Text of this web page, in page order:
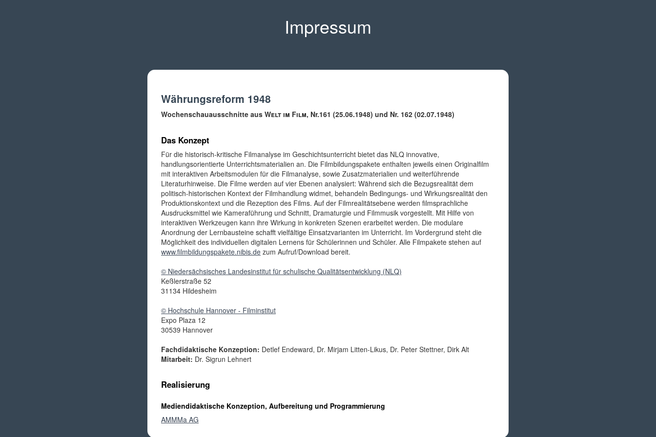
Impressum
Währungsreform 1948
Wochenschauausschnitte aus Welt im Film, Nr.161 (25.06.1948) und Nr. 162 (02.07.1948)
Das Konzept
Für die historisch-kritische Filmanalyse im Geschichtsunterricht bietet das NLQ innovative,
handlungsorientierte Unterrichtsmaterialien an. Die Filmbildungspakete enthalten jeweils einen Originalfilm
mit interaktiven Arbeitsmodulen für die Filmanalyse, sowie Zusatzmaterialien und weiterführende
Literaturhinweise. Die Filme werden auf vier Ebenen analysiert: Während sich die Bezugsrealität dem
politisch-historischen Kontext der Filmhandlung widmet, behandeln Bedingungs- und Wirkungsrealität den
Produktionskontext und die Rezeption des Films. Auf der Filmrealitätsebene werden filmsprachliche
Ausdrucksmittel wie Kameraführung und Schnitt, Dramaturgie und Filmmusik vorgestellt. Mit Hilfe von
interaktiven Werkzeugen kann ihre Wirkung in konkreten Szenen erarbeitet werden. Die modulare
Anordnung der Lernbausteine schafft vielfältige Einsatzvarianten im Unterricht. Im Vordergrund steht die
Möglichkeit des individuellen digitalen Lernens für Schülerinnen und Schüler. Alle Filmpakete stehen auf
www.filmbildungspakete.nibis.de zum Aufruf/Download bereit.
© Niedersächsisches Landesinstitut für schulische Qualitätsentwicklung (NLQ)
Keßlerstraße 52
31134 Hildesheim
© Hochschule Hannover - Filminstitut
Expo Plaza 12
30539 Hannover
Fachdidaktische Konzeption: Detlef Endeward, Dr. Mirjam Litten-Likus, Dr. Peter Stettner, Dirk Alt
Mitarbeit: Dr. Sigrun Lehnert
Realisierung
Mediendidaktische Konzeption, Aufbereitung und Programmierung
AMMMa AG